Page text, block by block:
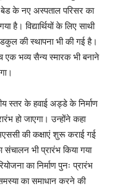
के नए अस्पताल परिसर का
है। विद्यार्थियों के लिए साथी
की स्थापना भी की गई है।
भव्य सैन्य स्मारक भी बनाने
स्तर के हवाई अड्डे के निर्माण
हो जाएगा। उन्होंने कहा
की कक्षाएं शुरू कराई गई
संचालन भी प्रारंभ किया गया
का निर्माण पुनः प्रारंभ
का समाधान करने की